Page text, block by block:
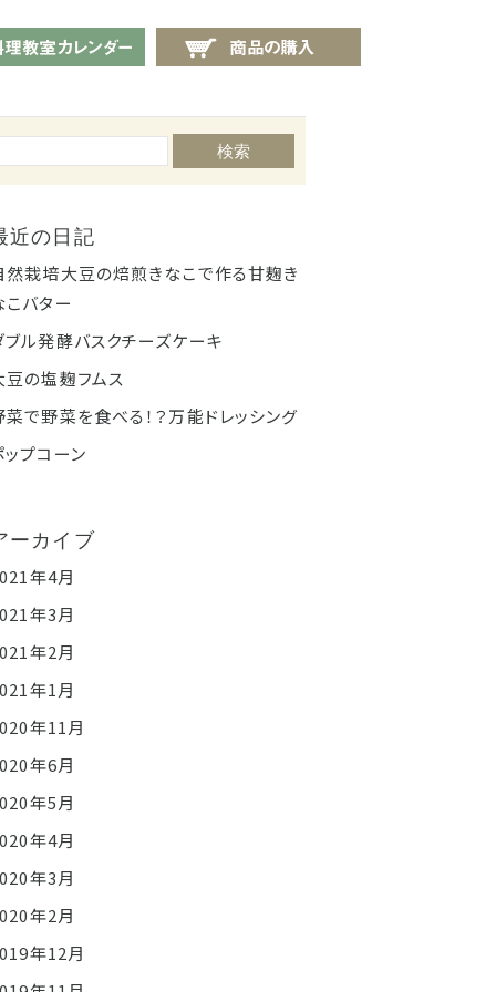
料理教室カレンダー
検索
近の日記
然栽培大豆の焙煎きなこで作る甘麹き
こバター
ブル発酵バスクチーズケーキ
豆の塩麹フムス
菜で野菜を食べる！？万能ドレッシング
ップコーン
ーカイブ
年4月
年3月
年2月
年1月
年11月
年6月
年5月
年4月
年3月
年2月
年12月